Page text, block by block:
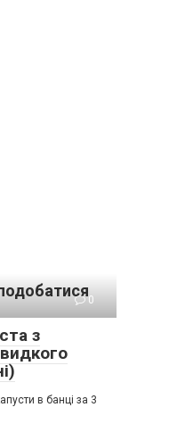
0
з
в банці за 3